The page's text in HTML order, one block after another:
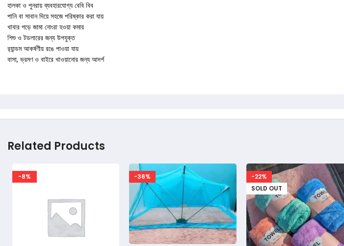
হালকা ও পুনরায় ব্যবহারযোগ্য বেবি বিব
পানি বা সাবান দিয়ে সহজে পরিষ্কার করা যায়
খাবার পড়ে জামা নোংরা হওয়া কমায়
শিশু ও টডলারের জন্য উপযুক্ত
র‍্যান্ডম আকর্ষণীয় রঙে পাওয়া যায়
বাসা, ভ্রমণ ও বাইরে খাওয়ানোর জন্য আদর্শ
Related Products
-8% -36%
-22%
SOLD OUT